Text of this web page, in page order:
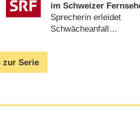
im Schweizer
Sprecherin erleidet
Schwächeanfall
zur Serie